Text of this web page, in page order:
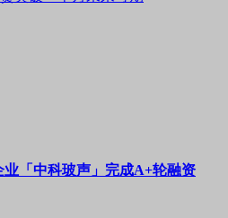
「中科玻声」完成A+轮融资